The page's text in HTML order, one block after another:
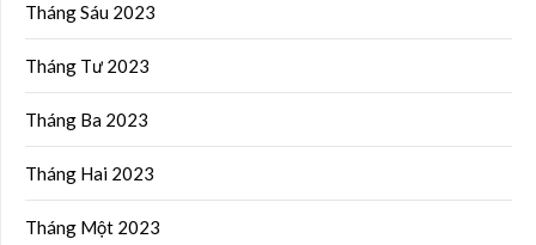
Tháng Sáu 2023
Tháng Tư 2023
Tháng Ba 2023
Tháng Hai 2023
Tháng Một 2023